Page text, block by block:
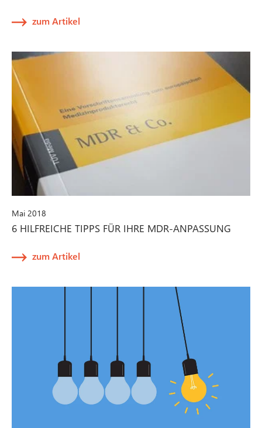
zum Artikel
Mai 2018
6 HILFREICHE TIPPS FÜR IHRE MDR-ANPASSUNG
zum Artikel